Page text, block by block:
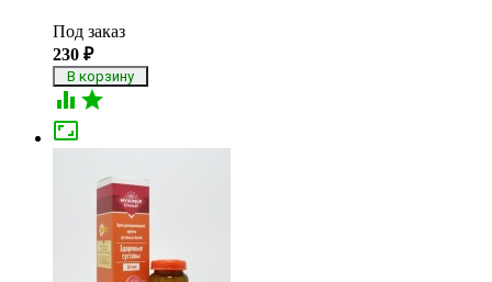
Под заказ
230 ₽
 
